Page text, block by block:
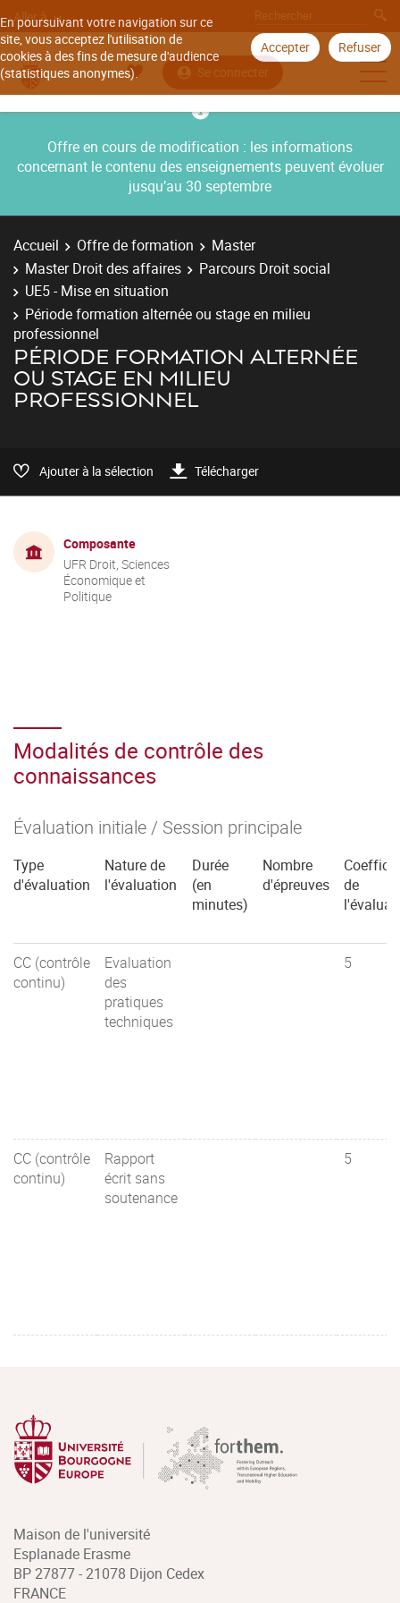
En poursuivant votre navigation sur ce
site, vous acceptez l'utilisation de
cookies à des fins de mesure d'audience
(statistiques anonymes).
Accepter Refuser
Aller à
Se connecter
Offre en cours de modification : les informations
concernant le contenu des enseignements peuvent évoluer
jusqu’au 30 septembre
Accueil Offre de formation
Master
Master Droit des affaires
Parcours Droit social
UE5 - Mise en situation
Période formation alternée ou stage en milieu
professionnel
PÉRIODE FORMATION ALTERNÉE
OU STAGE EN MILIEU
PROFESSIONNEL
Ajouter à la sélection Télécharger
Composante
UFR Droit, Sciences
Économique et
Politique
Modalités de contrôle des
connaissances
Évaluation initiale / Session principale
Type
d'évaluation
Nature de
l'évaluation
Durée
(en
minutes)
Nombre
d'épreuves
de
CC (contrôle
continu)
Evaluation
des
pratiques
techniques
5
CC (contrôle
continu)
Rapport
écrit sans
soutenance
5
Maison de l'université
Esplanade Erasme
BP 27877 - 21078 Dijon Cedex
FRANCE